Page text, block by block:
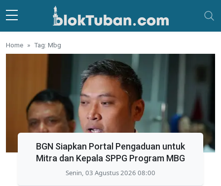
Skip to main content
Home Tag: Mbg
BGN Siapkan Portal Pengaduan untuk
Mitra dan Kepala SPPG Program MBG
Senin, 03 Agustus 2026 08:00